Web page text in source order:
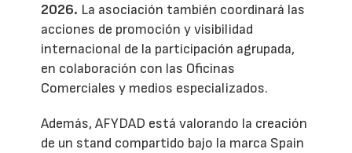
2026. La asociación también coordinará las
acciones de promoción y visibilidad
internacional de la participación agrupada,
en colaboración con las Oficinas
Comerciales y medios especializados.
Además, AFYDAD está valorando la creación
de un stand compartido bajo la marca Spain